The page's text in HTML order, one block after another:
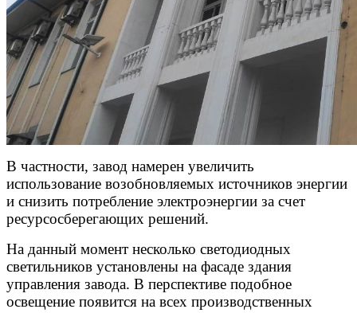
В частности, завод намерен увеличить
использование возобновляемых источников энергии
и снизить потребление электроэнергии за счет
ресурсосберегающих решений.
На данный момент несколько светодиодных
светильников установлены на фасаде здания
управления завода. В перспективе подобное
освещение появится на всех производственных